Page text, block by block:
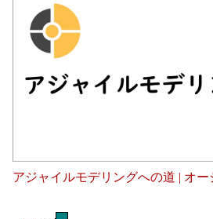
アジャイルモデリングへの道 | オー